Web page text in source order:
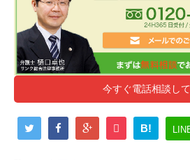
今すぐ電話相談し
B!